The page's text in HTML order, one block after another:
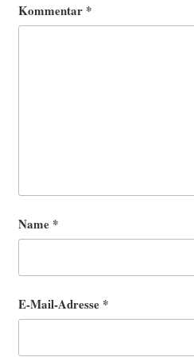
Kommentar *
Name *
E-Mail-Adresse *